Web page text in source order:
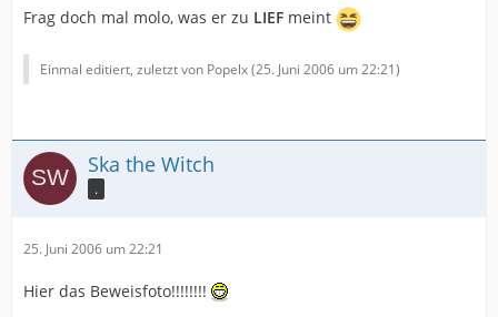
Frag doch mal molo, was er zu LIEF meint
Einmal editiert, zuletzt von Popelx (25. Juni 2006 um 22:21)
Ska the Witch
.
25. Juni 2006 um 22:21
Hier das Beweisfoto!!!!!!!!